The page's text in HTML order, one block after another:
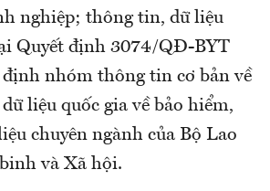
nghiệp; thông tin, dữ liệu
Quyết định 3074/QĐ-BYT
định nhóm thông tin cơ bản về
liệu quốc gia về bảo hiểm,
chuyên ngành của Bộ Lao
và Xã hội.